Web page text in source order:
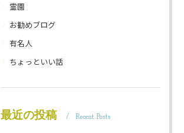
霊園
お勧めブログ
有名人
ちょっといい話
最近の投稿 Recent Posts